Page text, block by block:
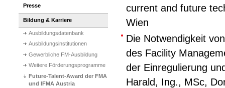
Presse
Bildung & Karriere
Ausbildungsdatenbank
Ausbildungsinstitutionen
Gewerbliche FM-Ausbildung
Weitere Förderungsprogramme
Future-Talent-Award der FMA
und IFMA Austria
current and future
Wien
Die Notwendigkeit
des Facility
der Einregulierung
Harald, Ing., MSc,